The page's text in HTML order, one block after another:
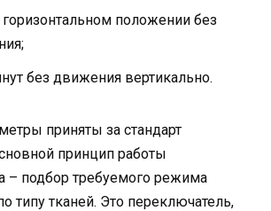
положении без
без движения вертикально.
приняты за стандарт
принцип работы
– подбор требуемого режима
типу тканей. Это переключатель,